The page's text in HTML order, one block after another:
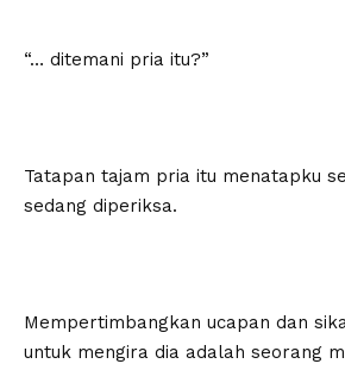
“… ditemani pria itu?”
Tatapan tajam pria itu menatapku
sedang diperiksa.
Mempertimbangkan ucapan dan
untuk mengira dia adalah seorang